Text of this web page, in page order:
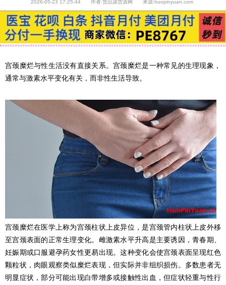
2026-05-23 17:25:44 作者:货品源货源网 来源:huopinyuan.com
宫颈糜烂与性生活没有直接关系。宫颈糜烂是一种常见的生理现象，
通常与激素水平变化有关，而非性生活导致。
宫颈糜烂在医学上称为宫颈柱状上皮异位，是宫颈管内柱状上皮外移
至宫颈表面的正常生理变化。雌激素水平升高是主要诱因，青春期、
妊娠期或口服避孕药女性更易出现。这种变化会使宫颈表面呈现红色
颗粒状，肉眼观察类似糜烂表现，但实际并非组织损伤。多数患者无
明显症状，部分可能出现白带增多或接触性出血，但症状轻重与性行